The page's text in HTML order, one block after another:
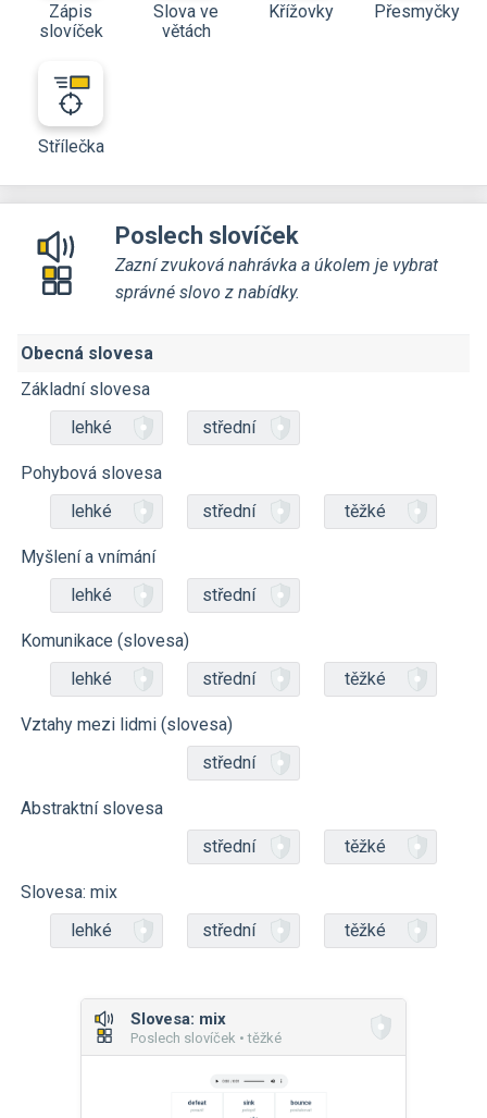
Zápis
slovíček
Slova ve
větách
Křížovky Přesmyčky
Střílečka
Poslech slovíček
Zazní zvuková nahrávka a úkolem je vybrat
správné slovo z nabídky.
Obecná slovesa
Základní slovesa
lehké
střední
Pohybová slovesa
lehké
střední těžké
Myšlení a vnímání
lehké
střední
Komunikace (slovesa)
lehké
střední těžké
Vztahy mezi lidmi (slovesa)
střední
Abstraktní slovesa
střední
těžké
Slovesa: mix
lehké
střední těžké
Slovesa: mix
Poslech slovíček • těžké